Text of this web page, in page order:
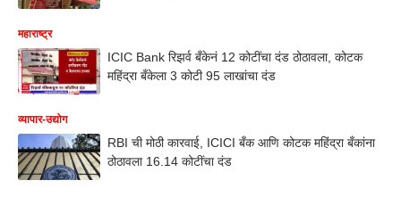
महाराष्ट्र
ICIC Bank रिझर्व बँकेनं 12 कोटींचा दंड ठोठावला, कोटक
महिंद्रा बँकेला 3 कोटी 95 लाखांचा दंड
व्यापार-उद्योग
RBI ची मोठी कारवाई, ICICI बँक आणि कोटक महिंद्रा बँकांना
ठोठावला 16.14 कोटींचा दंड